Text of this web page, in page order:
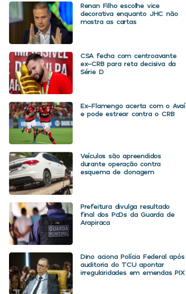
Renan Filho escolhe vice
decorativa enquanto JHC não
mostra as cartas
CSA fecha com centroavante
ex-CRB para reta decisiva da
Série D
Ex-Flamengo acerta com o Avaí
e pode estrear contra o CRB
Veículos são apreendidos
durante operação contra
esquema de clonagem
Prefeitura divulga resultado
final dos PcDs da Guarda de
Arapiraca
Dino aciona Polícia Federal após
auditoria do TCU apontar
irregularidades em emendas PIX